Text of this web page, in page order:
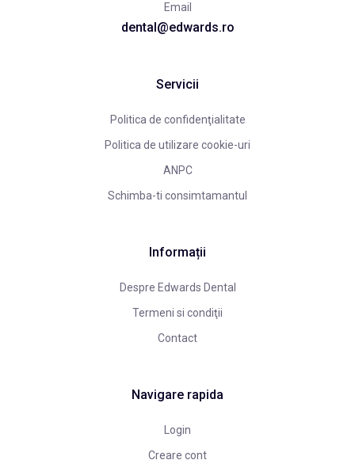
Email
dental@edwards.ro
Servicii
Politica de confidenţialitate
Politica de utilizare cookie-uri
ANPC
Schimba-ti consimtamantul
Informații
Despre Edwards Dental
Termeni si condiţii
Contact
Navigare rapida
Login
Creare cont